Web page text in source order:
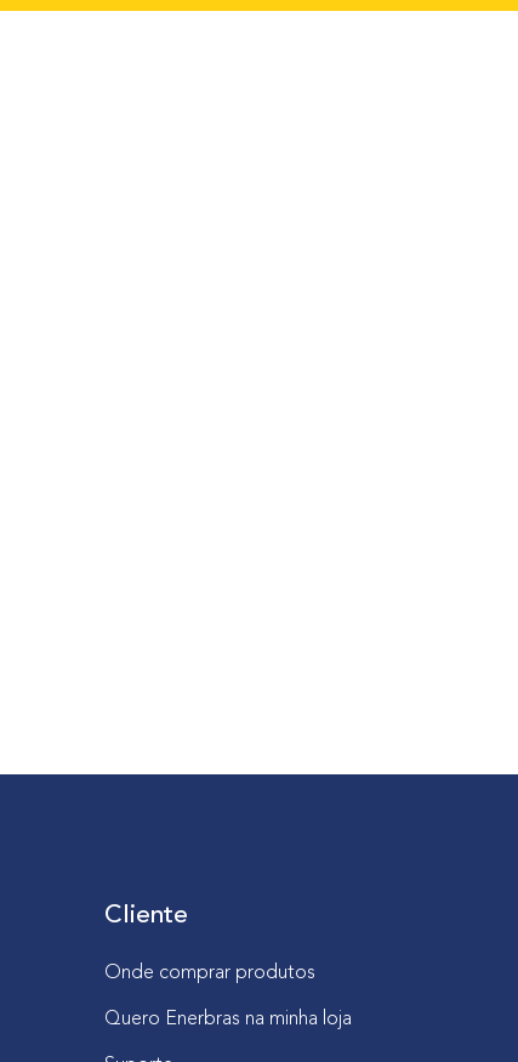
Cliente
Onde comprar produtos
Quero Enerbras na minha loja